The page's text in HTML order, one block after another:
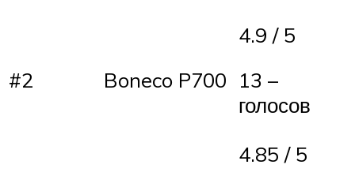
#2 Boneco P700
4.9 / 5
13 –
голосов
4.85 / 5